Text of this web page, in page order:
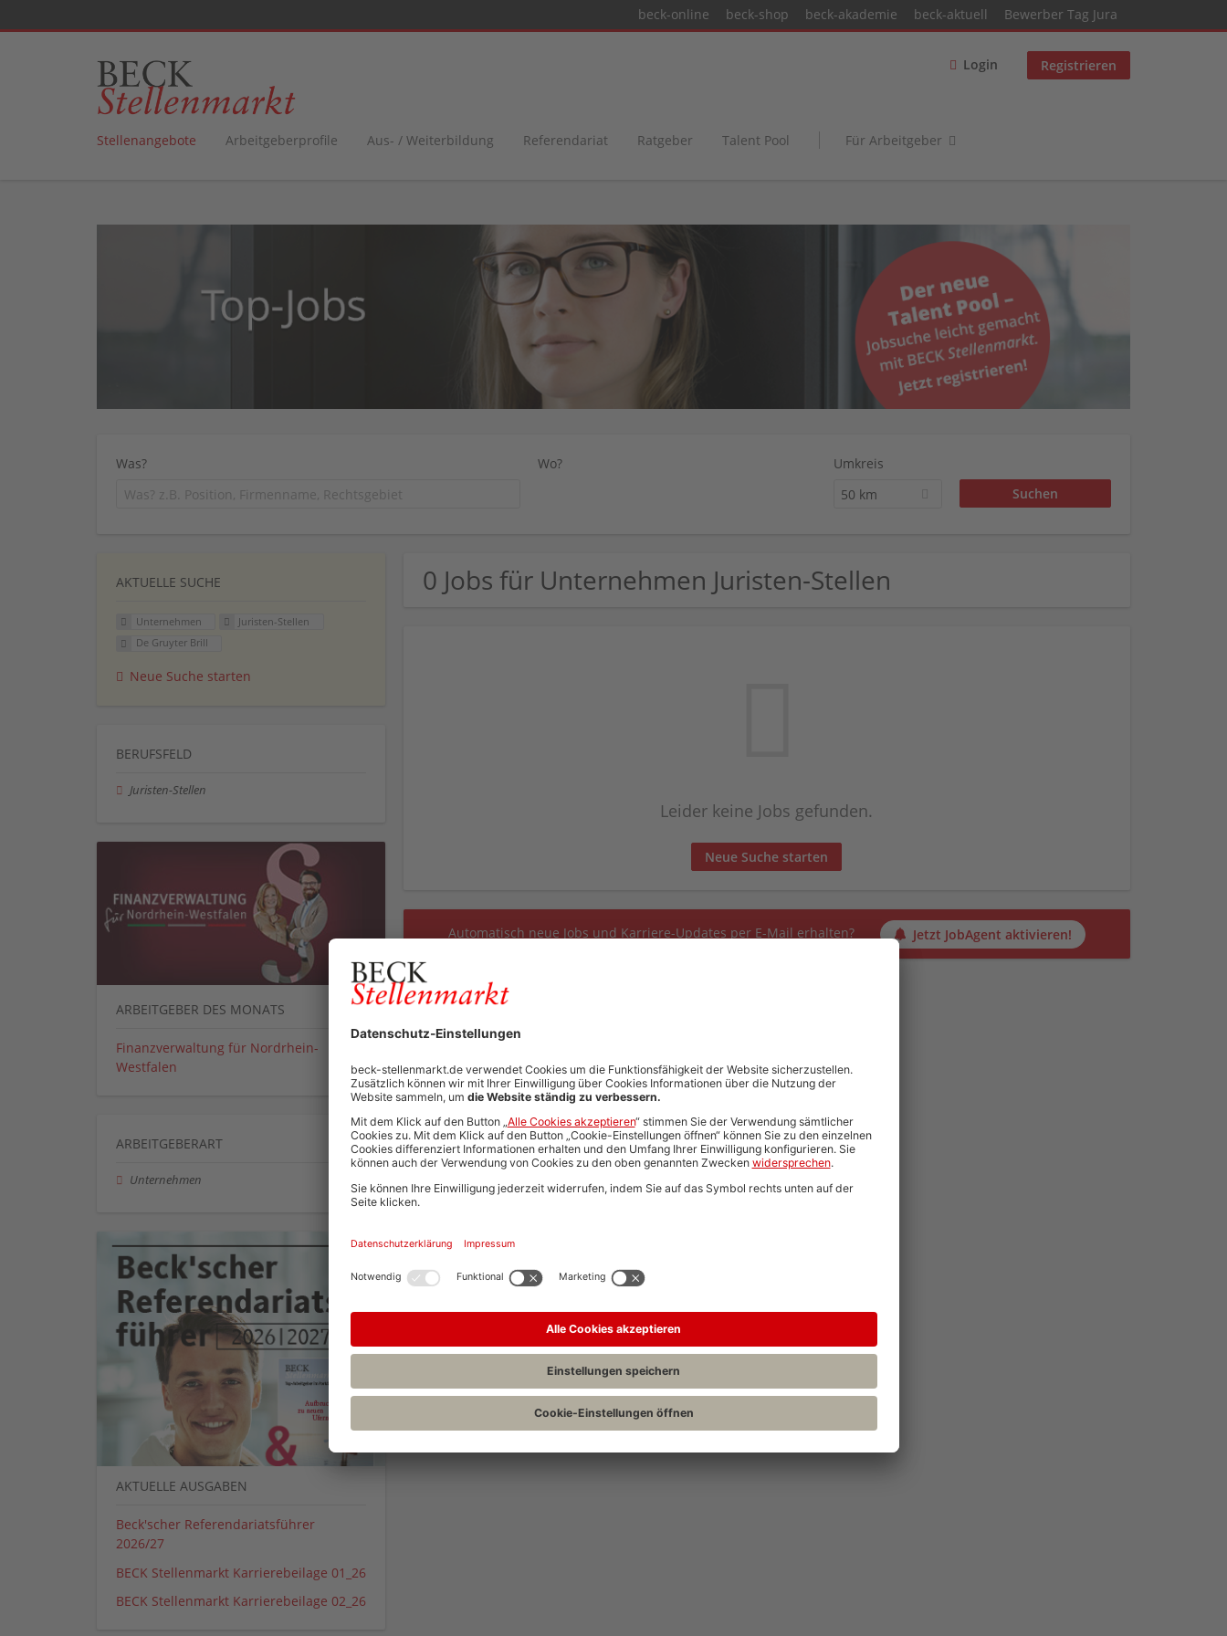
beck-online beck-shop beck-akademie beck-aktuell Bewerber Tag Jura
Login Registrieren
Stellenangebote Arbeitgeberprofile Aus- / Weiterbildung Referendariat Ratgeber Talent Pool Für Arbeitgeber
Was? Wo?
Umkreis
50 km
0 Jobs für Unternehmen Juristen-Stellen
Leider keine Jobs gefunden.
Neue Suche starten
Automatisch neue Jobs und Karriere-Updates per E-Mail erhalten? Jetzt JobAgent aktivieren!
AKTUELLE SUCHE
Unternehmen
Juristen-Stellen
De Gruyter Brill
Neue Suche starten
BERUFSFELD
Juristen-Stellen
ARBEITGEBER DES MONATS
Finanzverwaltung für Nordrhein-
Westfalen
ARBEITGEBERART
Unternehmen
AKTUELLE AUSGABEN
Beck'scher Referendariatsführer
2026/27
BECK Stellenmarkt Karrierebeilage 01_26
BECK Stellenmarkt Karrierebeilage 02_26